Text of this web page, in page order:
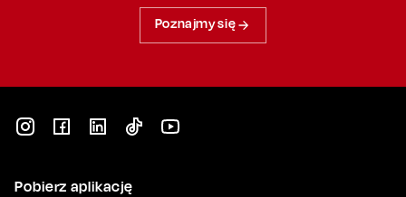
Poznajmy się
Pobierz aplikację